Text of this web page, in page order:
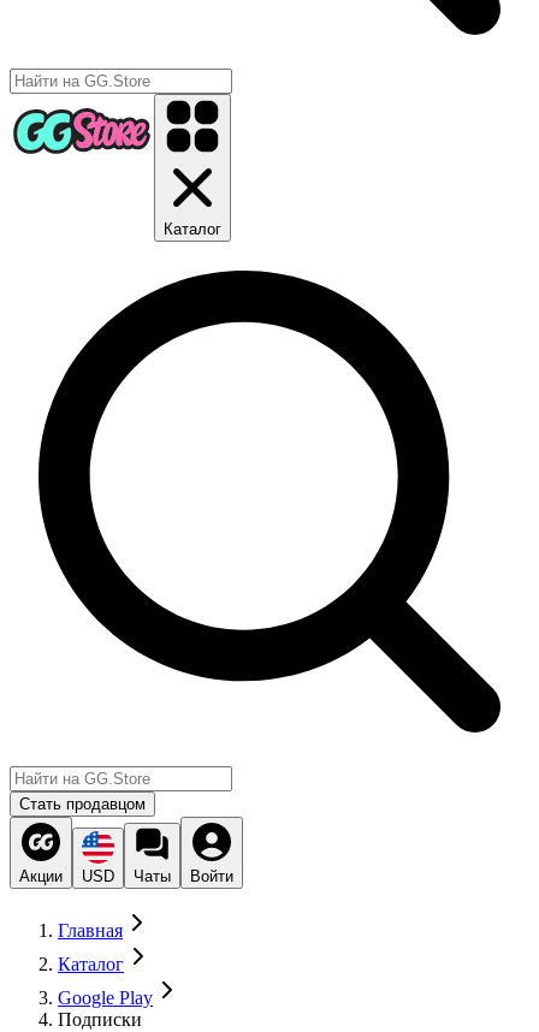
Каталог
Стать продавцом
Акции USD Чаты Войти
Главная
Каталог
Google Play
Подписки